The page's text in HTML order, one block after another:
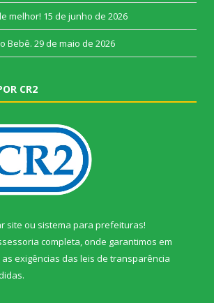
melhor! 15 de junho de 2026
Bebê. 29 de maio de 2026
CR2
site ou sistema para prefeituras!
completa, onde garantimos em
exigências das leis de transparência